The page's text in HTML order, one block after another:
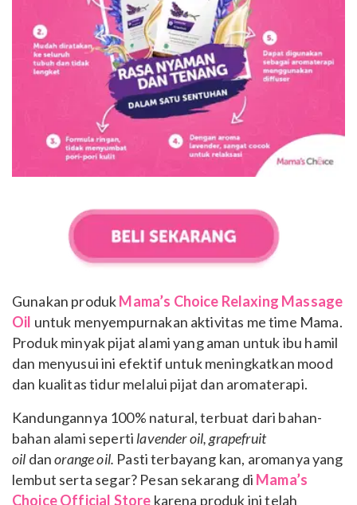
Gunakan produkMama’s Choice Relaxing Massage
Oil untuk menyempurnakan aktivitas me time Mama.
Produk minyak pijat alami yang aman untuk ibu hamil
dan menyusui ini efektif untuk meningkatkan mood
dan kualitas tidur melalui pijat dan aromaterapi.
Kandungannya 100% natural, terbuat dari bahan-
bahan alami seperti lavender oil, grapefruit
oil danorange oil. Pasti terbayang kan, aromanya yang
lembut serta segar? Pesan sekarang di Mama’s
Choice Official Store karena produk ini telah